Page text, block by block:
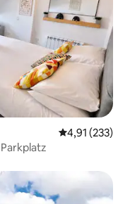
4,91 (233)